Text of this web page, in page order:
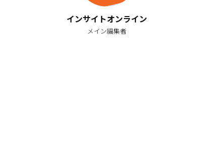
インサイトオンライン
メイン編集者